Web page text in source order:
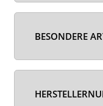
BESONDERE